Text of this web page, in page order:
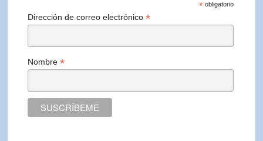
*obligatorio
Dirección de correo electrónico*
Nombre*